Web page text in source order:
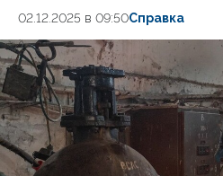
02.12.2025 в 09:50Справка